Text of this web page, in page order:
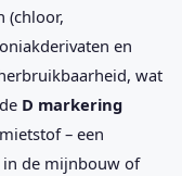
(chloor,
en
wat
D markering
– een
in de mijnbouw of